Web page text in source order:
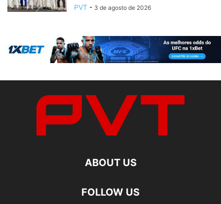
PVT - 3 de agosto de 2026
ABOUT US
FOLLOW US